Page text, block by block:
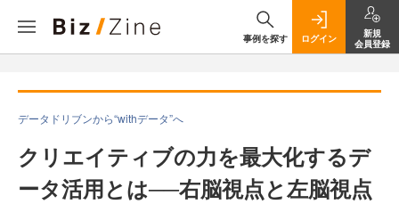
事例を探す ログイン
新規
会員登録
データドリブンから“withデータ”へ
クリエイティブの力を最大化するデ
ータ活用とは──右脳視点と左脳視点